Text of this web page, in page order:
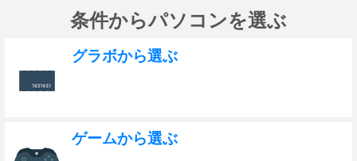
条件からパソコンを選ぶ
グラボから選ぶ
ゲームから選ぶ